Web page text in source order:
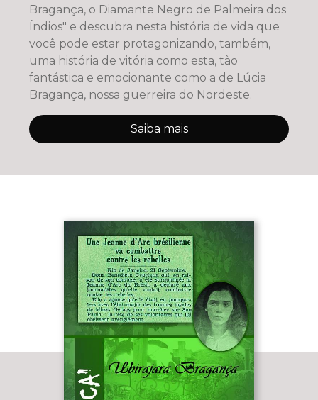
Bragança, o Diamante Negro de Palmeira dos
Índios" e descubra nesta história de vida que
você pode estar protagonizando, também,
uma história de vitória como esta, tão
fantástica e emocionante como a de Lúcia
Bragança, nossa guerreira do Nordeste.
Saiba mais